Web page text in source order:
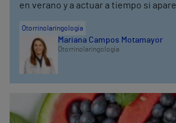
en verano y a actuar a tiempo si
Otorrinolaringología
Mariana Campos Motamayor
Otorrinolaringología